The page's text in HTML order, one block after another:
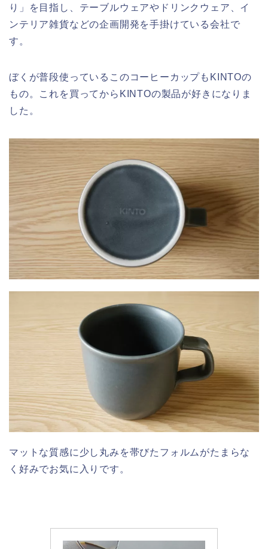
り」を目指し、テーブルウェアやドリンクウェア、イ
ンテリア雑貨などの企画開発を手掛けている会社で
す。
ぼくが普段使っているこのコーヒーカップもKINTOの
もの。これを買ってからKINTOの製品が好きになりま
した。
マットな質感に少し丸みを帯びたフォルムがたまらな
く好みでお気に入りです。